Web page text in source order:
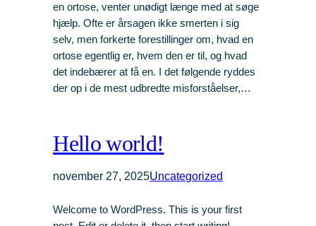
en ortose, venter unødigt længe med at søge
hjælp. Ofte er årsagen ikke smerten i sig
selv, men forkerte forestillinger om, hvad en
ortose egentlig er, hvem den er til, og hvad
det indebærer at få en. I det følgende ryddes
der op i de mest udbredte misforståelser,…
Hello world!
november 27, 2025Uncategorized
Welcome to WordPress. This is your first